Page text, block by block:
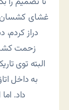
غشای کشسان
دراز
زحمت
البته توی
به داخل
داد.